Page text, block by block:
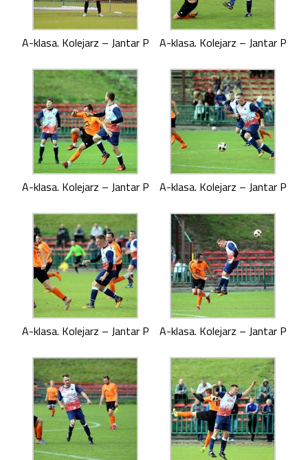
A-klasa. Kolejarz – Jantar P A-klasa. Kolejarz – Jantar P
A-klasa. Kolejarz – Jantar P A-klasa. Kolejarz – Jantar P
A-klasa. Kolejarz – Jantar P A-klasa. Kolejarz – Jantar P